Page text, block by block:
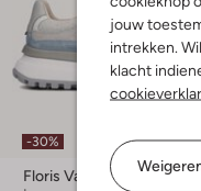
jouw
intrekken.
klacht
-30%
Floris Van Bommel